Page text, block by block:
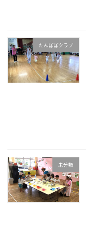
たんぽぽクラブ
未分類